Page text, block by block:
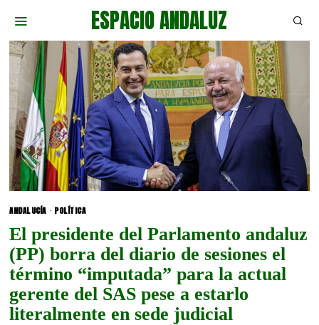
ESPACIO ANDALUZ
ANDALUCÍA · POLÍTICA
El presidente del Parlamento andaluz
(PP) borra del diario de sesiones el
término “imputada” para la actual
gerente del SAS pese a estarlo
literalmente en sede judicial